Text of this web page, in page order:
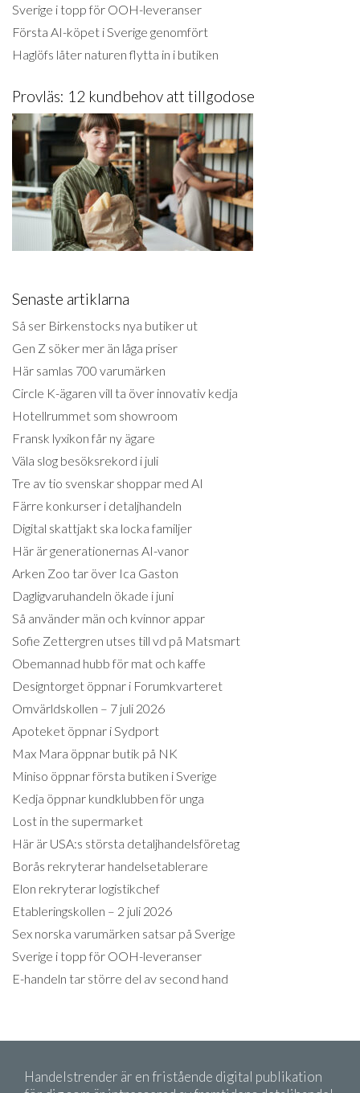
Sverige i topp för OOH-leveranser
Första AI-köpet i Sverige genomfört
Haglöfs låter naturen flytta in i butiken
Provläs: 12 kundbehov att tillgodose
Senaste artiklarna
Så ser Birkenstocks nya butiker ut
Gen Z söker mer än låga priser
Här samlas 700 varumärken
Circle K-ägaren vill ta över innovativ kedja
Hotellrummet som showroom
Fransk lyxikon får ny ägare
Väla slog besöksrekord i juli
Tre av tio svenskar shoppar med AI
Färre konkurser i detaljhandeln
Digital skattjakt ska locka familjer
Här är generationernas AI-vanor
Arken Zoo tar över Ica Gaston
Dagligvaruhandeln ökade i juni
Så använder män och kvinnor appar
Sofie Zettergren utses till vd på Matsmart
Obemannad hubb för mat och kaffe
Designtorget öppnar i Forumkvarteret
Omvärldskollen – 7 juli 2026
Apoteket öppnar i Sydport
Max Mara öppnar butik på NK
Miniso öppnar första butiken i Sverige
Kedja öppnar kundklubben för unga
Lost in the supermarket
Här är USA:s största detaljhandelsföretag
Borås rekryterar handelsetablerare
Elon rekryterar logistikchef
Etableringskollen – 2 juli 2026
Sex norska varumärken satsar på Sverige
Sverige i topp för OOH-leveranser
E-handeln tar större del av second hand
Handelstrender är en fristående digital publikation